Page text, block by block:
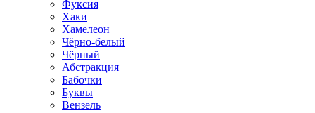
Фуксия
Хаки
Хамелеон
Чёрно-белый
Чёрный
Абстракция
Бабочки
Буквы
Вензель